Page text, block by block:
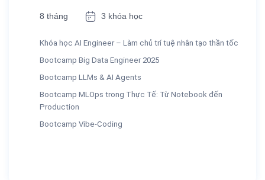
8 tháng 3 khóa học
Khóa học AI Engineer – Làm chủ trí tuệ nhân tạo thần tốc
Bootcamp Big Data Engineer 2025
Bootcamp LLMs & AI Agents
Bootcamp MLOps trong Thực Tế: Từ Notebook đến
Production
Bootcamp Vibe-Coding